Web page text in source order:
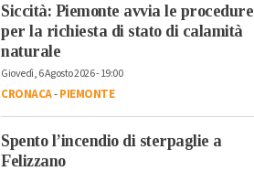
Siccità: Piemonte avvia le procedure
per la richiesta di stato di calamità
naturale
Giovedì, 6 Agosto 2026 - 19:00
CRONACA-PIEMONTE
Spento l’incendio di sterpaglie a
Felizzano